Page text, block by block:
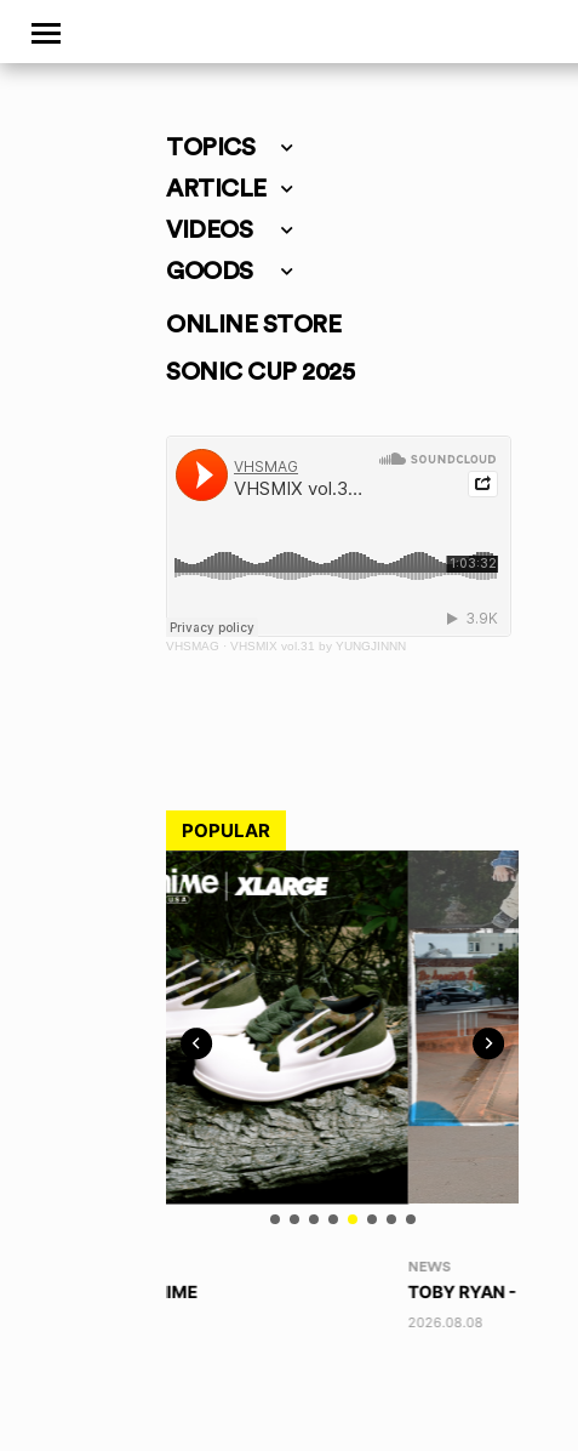
TOPICS
ARTICLE
VIDEOS
GOODS
ONLINE STORE
SONIC CUP 2025
VHSMAG · VHSMIX vol.31 by YUNGJINNN
POPULAR
TOBY RYAN - PRO FOR REAL